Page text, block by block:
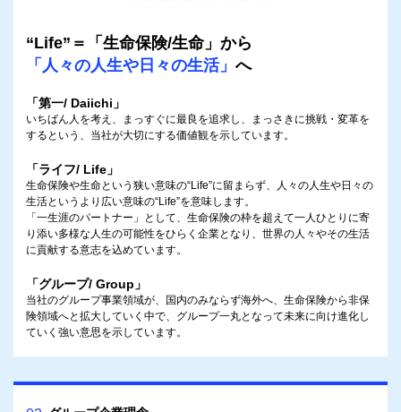
“Life”＝「生命保険/生命」から
「人々の人生や日々の生活」 へ
「第一/ Daiichi」
いちばん人を考え、まっすぐに最良を追求し、まっさきに挑戦・変革を
するという、当社が大切にする価値観を示しています。
「ライフ/ Life」
生命保険や生命という狭い意味の“Life”に留まらず、人々の人生や日々の
生活というより広い意味の“Life”を意味します。
「一生涯のパートナー」として、生命保険の枠を超えて一人ひとりに寄
り添い多様な人生の可能性をひらく企業となり、世界の人々やその生活
に貢献する意志を込めています。
「グループ/ Group」
当社のグループ事業領域が、国内のみならず海外へ、生命保険から非保
険領域へと拡大していく中で、グループ一丸となって未来に向け進化し
ていく強い意思を示しています。